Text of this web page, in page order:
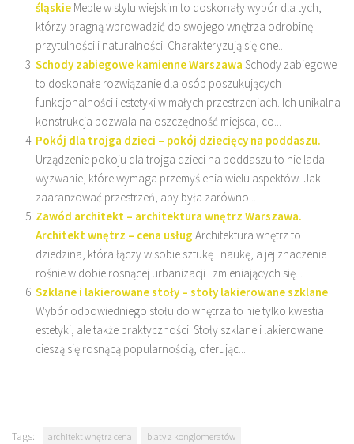
śląskie Meble w stylu wiejskim to doskonały wybór dla tych,
którzy pragną wprowadzić do swojego wnętrza odrobinę
przytulności i naturalności. Charakteryzują się one...
Schody zabiegowe kamienne Warszawa Schody zabiegowe
to doskonałe rozwiązanie dla osób poszukujących
funkcjonalności i estetyki w małych przestrzeniach. Ich unikalna
konstrukcja pozwala na oszczędność miejsca, co...
Pokój dla trojga dzieci – pokój dziecięcy na poddaszu.
Urządzenie pokoju dla trojga dzieci na poddaszu to nie lada
wyzwanie, które wymaga przemyślenia wielu aspektów. Jak
zaaranżować przestrzeń, aby była zarówno...
Zawód architekt – architektura wnętrz Warszawa.
Architekt wnętrz – cena usług Architektura wnętrz to
dziedzina, która łączy w sobie sztukę i naukę, a jej znaczenie
rośnie w dobie rosnącej urbanizacji i zmieniających się...
Szklane i lakierowane stoły – stoły lakierowane szklane
Wybór odpowiedniego stołu do wnętrza to nie tylko kwestia
estetyki, ale także praktyczności. Stoły szklane i lakierowane
cieszą się rosnącą popularnością, oferując...
Tags: architekt wnętrz cena
blaty z konglomeratów